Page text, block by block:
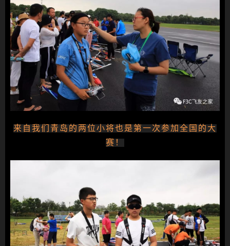
来自我们青岛的两位小将也是第一次参加全国的大
赛！